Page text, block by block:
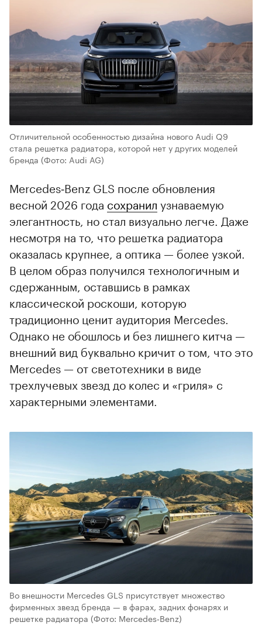
Отличительной особенностью дизайна нового Audi Q9
стала решетка радиатора, которой нет у других моделей
бренда (Фото: Audi AG)
Mercedes‑Benz GLS после обновления
весной 2026 года сохранил узнаваемую
элегантность, но стал визуально легче. Даже
несмотря на то, что решетка радиатора
оказалась крупнее, а оптика — более узкой.
В целом образ получился технологичным и
сдержанным, оставшись в рамках
классической роскоши, которую
традиционно ценит аудитория Mercedes.
Однако не обошлось и без лишнего китча —
внешний вид буквально кричит о том, что это
Mercedes — от светотехники в виде
трехлучевых звезд до колес и «гриля» с
характерными элементами.
Во внешности Mercedes GLS присутствует множество
фирменных звезд бренда — в фарах, задних фонарях и
решетке радиатора (Фото: Mercedes‑Benz)